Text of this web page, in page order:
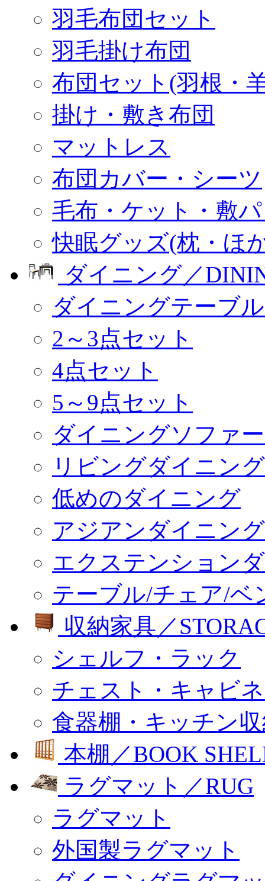
羽毛布団セット
羽毛掛け布団
布団セット(羽根・
掛け・敷き布団
マットレス
布団カバー・シーツ
毛布・ケット・敷
快眠グッズ(枕・ほ
ダイニング／
ダイニングテーブ
2～3点セット
4点セット
5～9点セット
ダイニングソファ
リビングダイニン
低めのダイニング
アジアンダイニング
エクステンション
テーブル/チェア/ベ
収納家具／
シェルフ・ラック
チェスト・キャビ
食器棚・キッチン
本棚／BOOK
ラグマット／RUG
ラグマット
外国製ラグマット